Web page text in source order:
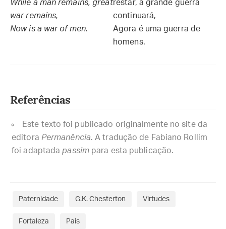
While a man remains, great
war remains,
Now is a war of men.
restar, a grande guerra
continuará,
Agora é uma guerra de
homens.
Referências
Este texto foi publicado originalmente no site da
editora Permanência. A tradução de Fabiano Rollim
foi adaptadapassimpara esta publicação.
Paternidade G.K. Chesterton Virtudes
Fortaleza Pais